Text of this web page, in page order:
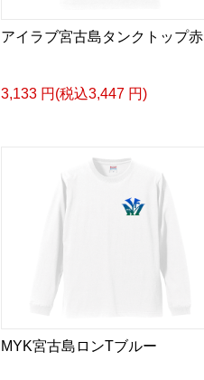
アイラブ宮古島タンクトップ赤
3,133 円(税込3,447 円)
MYK宮古島ロンTブルー